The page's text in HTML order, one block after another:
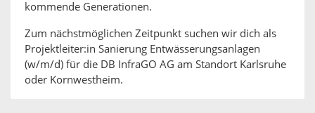
kommende Generationen.
Zum nächstmöglichen Zeitpunkt suchen wir dich als
Projektleiter:in Sanierung Entwässerungsanlagen
(w/m/d) für die DB InfraGO AG am Standort Karlsruhe
oder Kornwestheim.